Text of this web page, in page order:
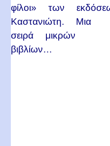
φίλοι» των
Καστανιώτη. Μια
σειρά μικρών
βιβλίων…